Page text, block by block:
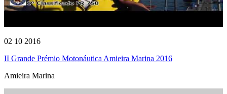
02 10 2016
II Grande Prémio Motonáutica Amieira Marina 2016
Amieira Marina